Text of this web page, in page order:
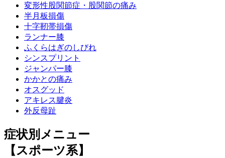
変形性股関節症・股関節の痛み
半月板損傷
十字靭帯損傷
ランナー膝
ふくらはぎのしびれ
シンスプリント
ジャンパー膝
かかとの痛み
オスグッド
アキレス腱炎
外反母趾
症状別メニュー
【スポーツ系】